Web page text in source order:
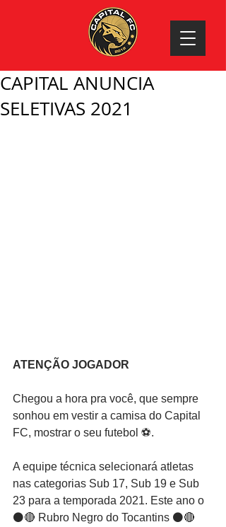
CAPITAL ANUNCIA
SELETIVAS 2021
ATENÇÃO JOGADOR
Chegou a hora pra você, que sempre
sonhou em vestir a camisa do Capital
FC, mostrar o seu futebol ⚽.
A equipe técnica selecionará atletas
nas categorias Sub 17, Sub 19 e Sub
23 para a temporada 2021. Este ano o
⚫🔴 Rubro Negro do Tocantins ⚫🔴